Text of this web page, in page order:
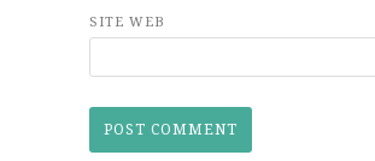
SITE WEB